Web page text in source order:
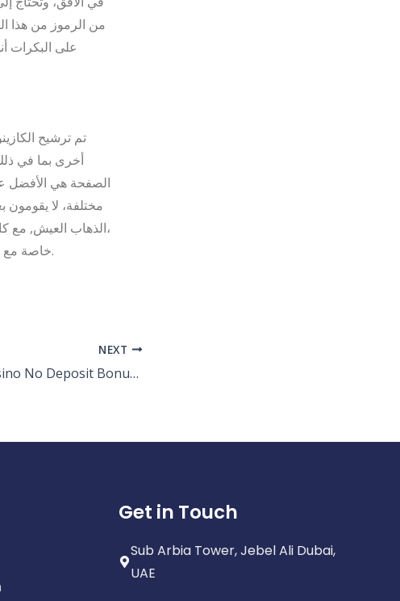
من الرموز من هذا
أخرى بما في
الصفحة هي الأفضل
مختلفة، لا يقومون
الذهاب العيش, مع
casinobet casino no deposit bonus 100 free spins خاصة مع العروض الترويجية.
NEXT
Gamblo Casino No Deposit Bonus 100 Free Spins
Get in Touch
Sub Arbia Tower, Jebel Ali Dubai,
UAE